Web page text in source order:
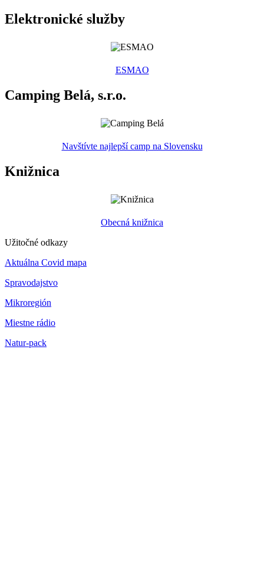
Elektronické služby
ESMAO
Camping Belá, s.r.o.
Navštívte najlepší camp na Slovensku
Knižnica
Obecná knižnica
Užitočné odkazy
Aktuálna Covid mapa
Spravodajstvo
Mikroregión
Miestne rádio
Natur-pack